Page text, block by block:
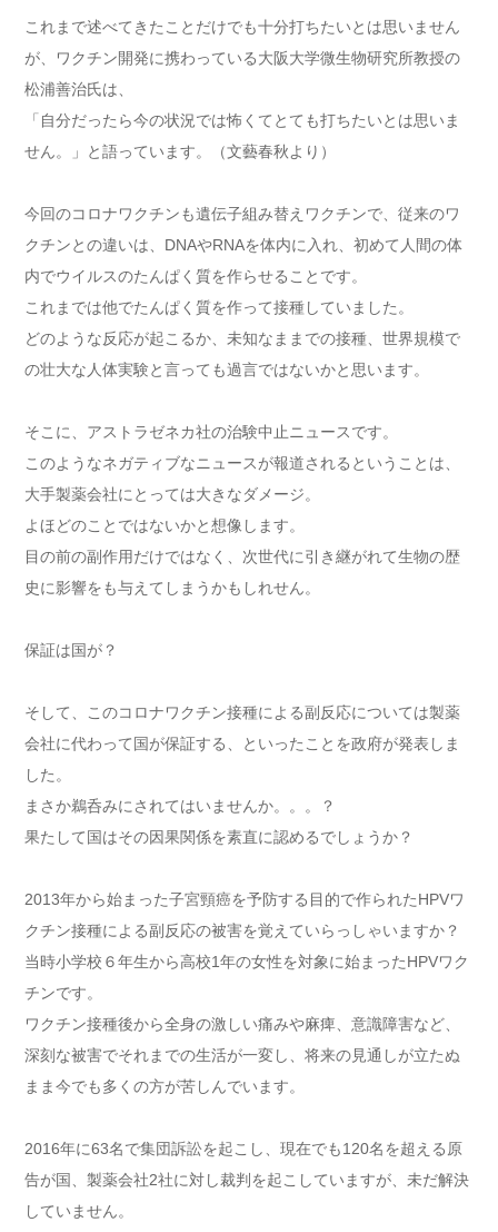
これまで述べてきたことだけでも十分打ちたいとは思いません
が、ワクチン開発に携わっている大阪大学微生物研究所教授の
松浦善治氏は、
「自分だったら今の状況では怖くてとても打ちたいとは思いま
せん。」と語っています。（文藝春秋より）
今回のコロナワクチンも遺伝子組み替えワクチンで、従来のワ
クチンとの違いは、DNAやRNAを体内に入れ、初めて人間の体
内でウイルスのたんぱく質を作らせることです。
これまでは他でたんぱく質を作って接種していました。
どのような反応が起こるか、未知なままでの接種、世界規模で
の壮大な人体実験と言っても過言ではないかと思います。
そこに、アストラゼネカ社の治験中止ニュースです。
このようなネガティブなニュースが報道されるということは、
大手製薬会社にとっては大きなダメージ。
よほどのことではないかと想像します。
目の前の副作用だけではなく、次世代に引き継がれて生物の歴
史に影響をも与えてしまうかもしれせん。
保証は国が？
そして、このコロナワクチン接種による副反応については製薬
会社に代わって国が保証する、といったことを政府が発表しま
した。
まさか鵜呑みにされてはいませんか。。。？
果たして国はその因果関係を素直に認めるでしょうか？
2013年から始まった子宮頸癌を予防する目的で作られたHPVワ
クチン接種による副反応の被害を覚えていらっしゃいますか？
当時小学校６年生から高校1年の女性を対象に始まったHPVワク
チンです。
ワクチン接種後から全身の激しい痛みや麻痺、意識障害など、
深刻な被害でそれまでの生活が一変し、将来の見通しが立たぬ
まま今でも多くの方が苦しんでいます。
2016年に63名で集団訴訟を起こし、現在でも120名を超える原
告が国、製薬会社2社に対し裁判を起こしていますが、未だ解決
していません。